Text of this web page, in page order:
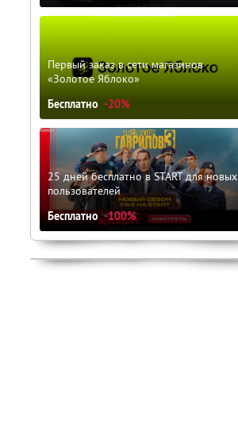
Первый заказ в сети магазинов
«Золотое Яблоко»
Бесплатно -20%
25 дней бесплатно в START для новых
пользователей
Бесплатно -100%